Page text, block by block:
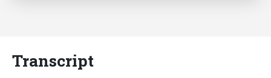
Transcript